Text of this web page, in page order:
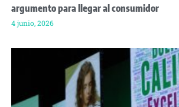
argumento para llegar al consumidor
4 junio, 2026